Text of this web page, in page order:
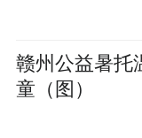
赣州公益暑托
童（图）